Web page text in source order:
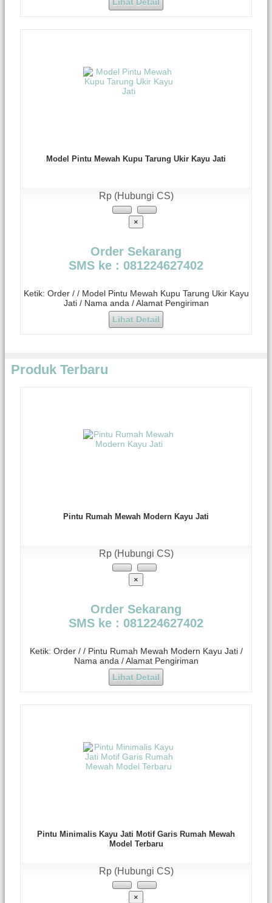
Model Pintu Mewah Kupu Tarung Ukir Kayu Jati
Rp (Hubungi CS)
×
Order Sekarang
SMS ke : 081224627402
Ketik: Order / / Model Pintu Mewah Kupu Tarung Ukir Kayu
Jati / Nama anda / Alamat Pengiriman
Lihat Detail
Produk Terbaru
Pintu Rumah Mewah Modern Kayu Jati
Rp (Hubungi CS)
×
Order Sekarang
SMS ke : 081224627402
Ketik: Order / / Pintu Rumah Mewah Modern Kayu Jati /
Nama anda / Alamat Pengiriman
Lihat Detail
Pintu Minimalis Kayu Jati Motif Garis Rumah Mewah
Model Terbaru
Rp (Hubungi CS)
×